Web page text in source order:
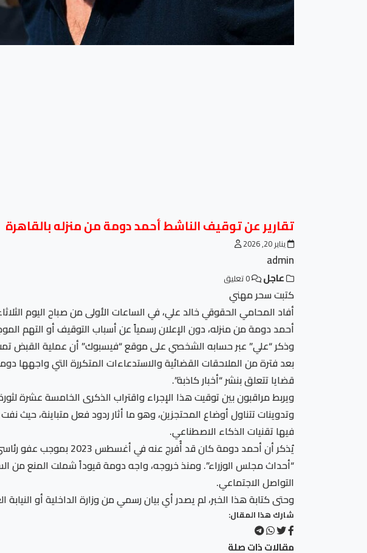
تقارير عن توقيف الناشط أحمد دومة من منزله بالقاهرة
يناير 20, 2026
admin
عاجل
كتبت سحر مهني
أحمد دومة من منزله، دون الإعلان رسمياً عن أسباب التوقيف أو التهم
وذكر “علي” عبر حسابه الشخصي على موقع “فيسبوك” أن عملية القبض تمت
بعد فترة من الملاحقات القضائية والاستدعاءات المتكررة التي واجهها
قضايا تتعلق بنشر “أخبار كاذبة”.
وتدوينات تتناول أوضاع المحتجزين، وهو ما أثار ردود فعل متباينة،
فيها تقنيات الذكاء الاصطناعي.
“أحداث مجلس الوزراء”. ومنذ خروجه، واجه دومة قيوداً شملت المنع من
التواصل الاجتماعي.
وحتى كتابة هذا الخبر، لم يصدر أي بيان رسمي من وزارة الداخلية أو النيابة
شارك هذا المقال:
مقالات ذات صلة